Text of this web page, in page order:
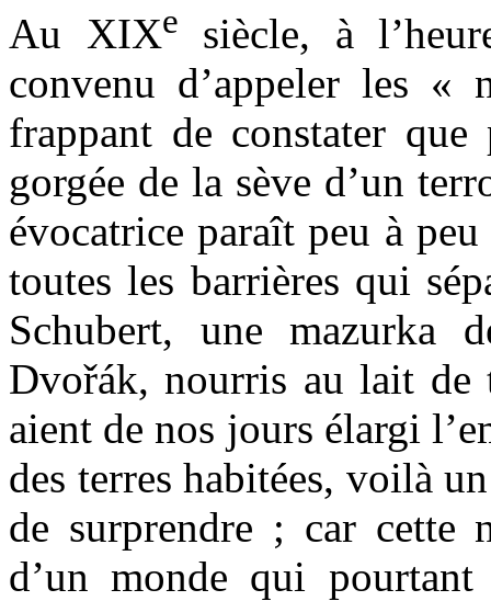
Au XIXe
siècle, à
convenu d’appeler les «
frappant de constater
gorgée de la sève d’un
évocatrice paraît peu à
toutes les barrières qui
Schubert, une mazurka
Dvořák, nourris au lait de
aient de nos jours élargi
des terres habitées, voilà
de surprendre ; car cette
d’un monde qui